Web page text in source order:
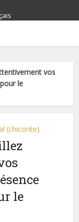
vos
le
(chicorée)
le